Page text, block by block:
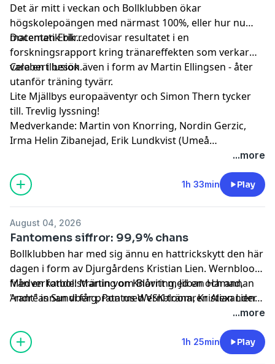
Det är mitt i veckan och Bollklubben ökar
högskolepoängen med närmast 100%, eller hur nu
matematik blir...
Docenten Erik redovisar resultatet i en
forskningsrapport kring tränareffekten som verkar
vara en illusion.
Celebert besök även i form av Martin Ellingsen - åter
utanför träning tyvärr.
Lite Mjällbys europaäventyr och Simon Thern tycker
till. Trevlig lyssning!
Medverkande: Martin von Knorring, Nordin Gerzic,
Irma Helin Zibanejad, Erik Lundkvist (Umeå
Universitet), Martin Ellingsen (AIK), Simon Thern (TV4
...more
1h 33min Play
August 04, 2026
Fantomens siffror: 99,9% chans
Bollklubben har med sig ännu en hattrickskytt den här
dagen i form av Djurgårdens Kristian Lien. Wernbloom
från en fotbollsträning om Blåvitt med en och annan
"rant" innan vi får prata med VSK-tränaren Alexander
semestrande Ola "Fantomen" Lidmark Eriksson har
räknat ut vad som krävs för att Sirius ska tappa SM-
guldet och vilka som kniper europaplatserna.
Medverkande: Martin von Knorring, Jiloan Hamad,
Andréas Sundberg, Pontus Wernbloom, Kristian Lien
(Djurgårdens IF), Alexander Rubin (Västerås SK), Ola
...more
1h 25min Play